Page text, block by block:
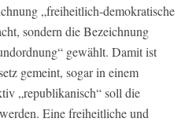
„freiheitlich-demokratische
sondern die Bezeichnung
gewählt. Damit ist
gemeint, sogar in einem
„republikanisch“ soll die
Eine freiheitliche und